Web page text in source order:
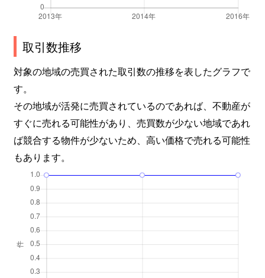
取引数推移
対象の地域の売買された取引数の推移を表したグラフで
す。
その地域が活発に売買されているのであれば、不動産が
すぐに売れる可能性があり、売買数が少ない地域であれ
ば競合する物件が少ないため、高い価格で売れる可能性
もあります。